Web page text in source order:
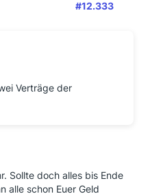
#12.333
Verträge der
Sollte doch alles bis Ende
alle schon Euer Geld